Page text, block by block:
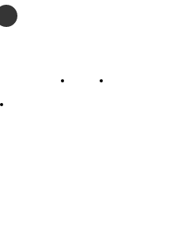
Pedoman Siber Kontak